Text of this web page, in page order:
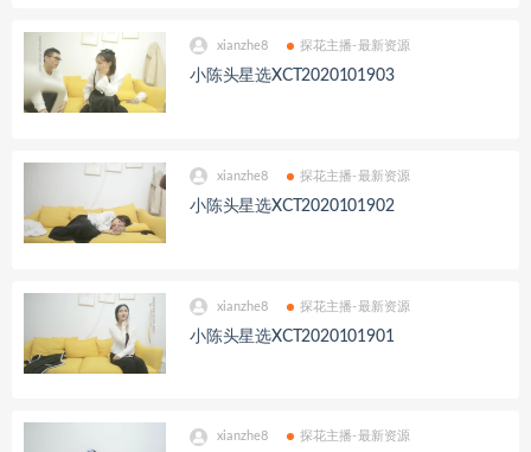
xianzhe8 探花主播-最新资源
小陈头星选XCT2020101903
xianzhe8 探花主播-最新资源
小陈头星选XCT2020101902
xianzhe8 探花主播-最新资源
小陈头星选XCT2020101901
xianzhe8 探花主播-最新资源